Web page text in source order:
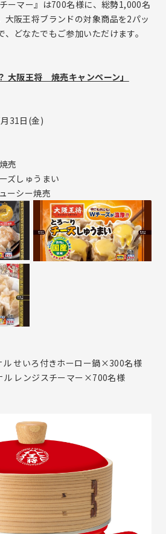
質問
ナンス)
ーマー』は700名様に、総勢1,000名
大阪王将ブランドの対象商品を2パッ
どなたでもご参加いただけます。
大阪王将 焼売キャンペーン」
31日(金)
売
ズしゅうまい
ーシー焼売
ル せいろ付きホーロー鍋×300名様
ル レンジスチーマー×700名様